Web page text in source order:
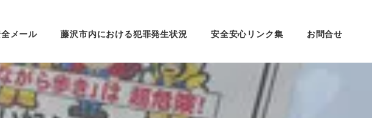
メール 藤沢市内における犯罪発生状況 安全安心リンク集 お問合せ